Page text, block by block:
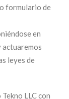
formulario de
en
leyes de
LLC con